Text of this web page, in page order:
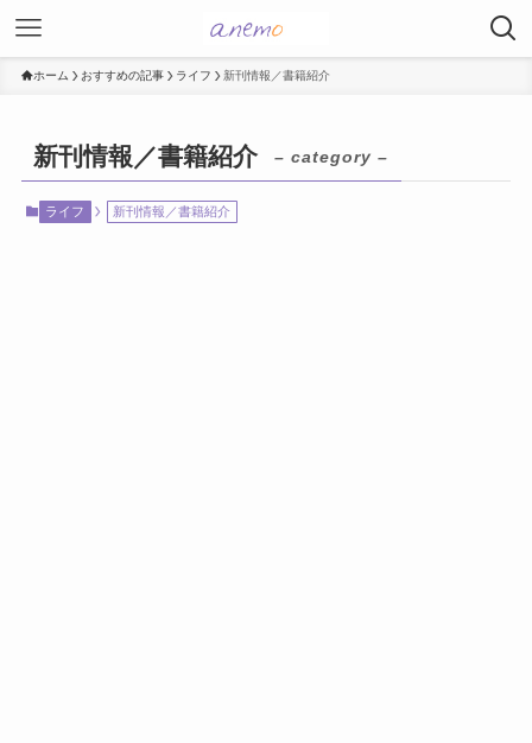
ホーム おすすめの記事 ライフ 新刊情報／書籍紹介
新刊情報／書籍紹介 – category –
ライフ 新刊情報／書籍紹介